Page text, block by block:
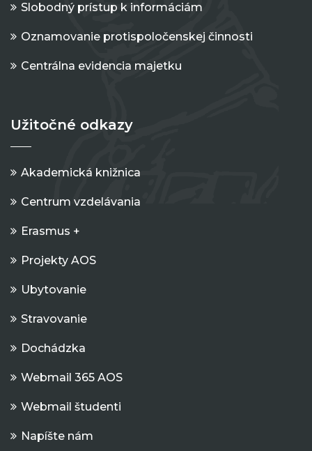
Slobodný prístup k informáciám
Oznamovanie protispoločenskej činnosti
Centrálna evidencia majetku
Užitočné odkazy
Akademická knižnica
Centrum vzdelávania
Erasmus +
Projekty AOS
Ubytovanie
Stravovanie
Dochádzka
Webmail 365 AOS
Webmail študenti
Napíšte nám